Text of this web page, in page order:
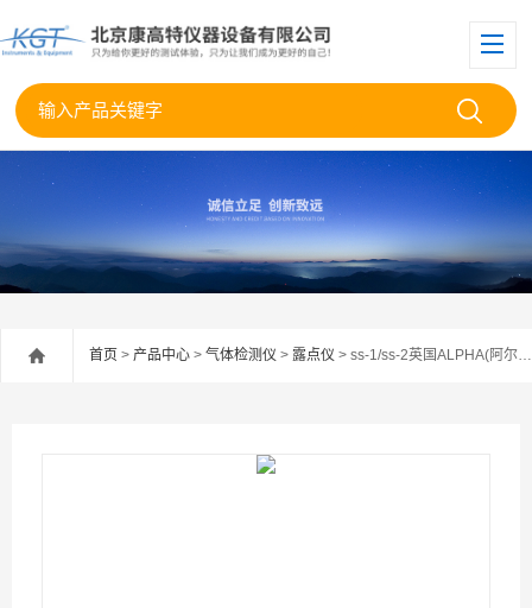
首页 > 产品中心 > 气体检测仪 > 露点仪 > ss-1/ss-2英国ALPHA(阿尔法) SS-1/SS-2露点样品系统